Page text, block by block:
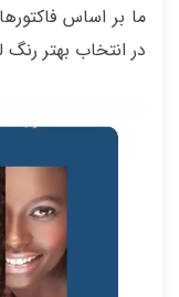
ما بر اساس
در انتخاب بهتر